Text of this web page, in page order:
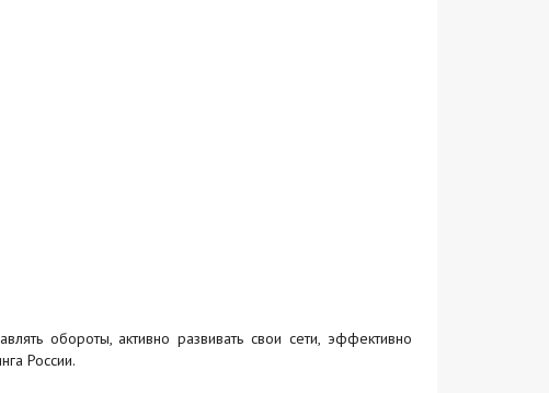
обороты, активно развивать свои сети, эффективно
России.